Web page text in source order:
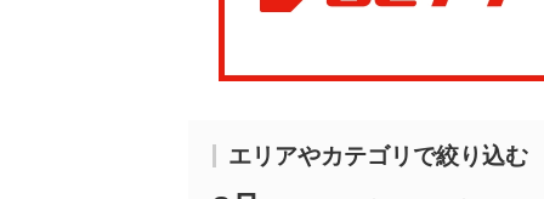
エリアやカテゴリで絞り込む